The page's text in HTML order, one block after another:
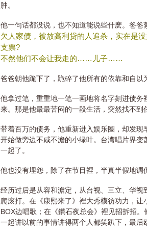
肿。
他一句话都没说，也不知道能说些什麽。爸爸
欠人家债，被放高利贷的人追杀，实在是
支票?
不然他们不会让我走的……儿子……
爸爸朝他跪下了，跪碎了他所有的依靠和自以
他拿过笔，重重地一笔一画地将名字刻进债
来。那是他最最苦闷的一段生活，突然找不到
带着百万的债务，他重新进入娱乐圈，却发现
开始做旁边不咸不澹的小绿叶。台湾唱片界
一起了。
他也没有埋怨，除了在节目裡，半真半假地调
经历过后是从容和澹定，从台视、三立、华
爬滚打。在《康熙来了》裡大秀模彷功力，
BOX边唱歌；在《鑽石夜总会》裡见招拆招
一起讲以前的事情讲得两个人都笑趴下，最后